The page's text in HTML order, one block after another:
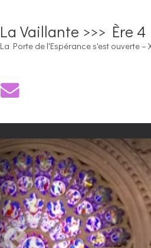
La Vaillante >>> Ère 4
La Porte de l'Espérance s'est ouverte –